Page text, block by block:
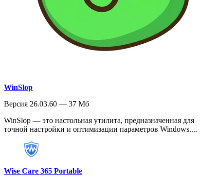
WinSlop
Версия 26.03.60 — 37 Мб
WinSlop — это настольная утилита, предназначенная для
точной настройки и оптимизации параметров Windows....
Wise Care 365 Portable